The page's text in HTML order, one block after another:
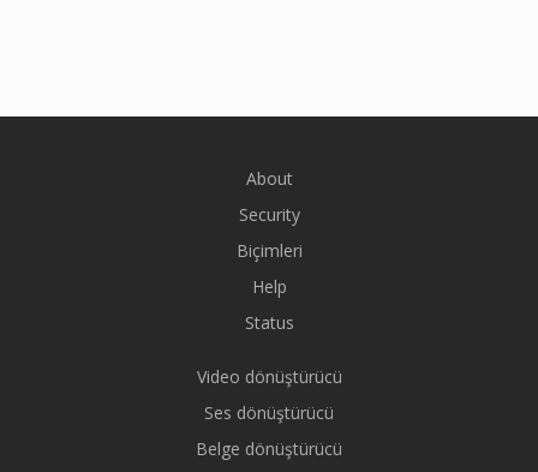
About
Security
Biçimleri
Help
Status
Video dönüştürücü
Ses dönüştürücü
Belge dönüştürücü